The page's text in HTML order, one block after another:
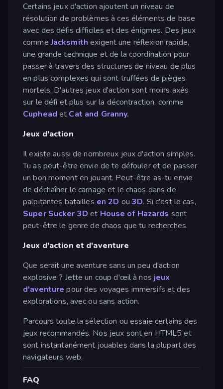
Certains jeux d'action ajoutent un niveau de
résolution de problèmes à ces éléments de base
avec des défis difficiles et des énigmes. Des jeux
commeJacksmith exigent une réflexion rapide,
une grande technique et de la coordination pour
passer à travers des structures de niveau de plus
en plus complexes qui sont truffées de pièges
mortels. D'autres jeux d'action sont moins axés
sur le défi et plus sur la décontraction, comme
Cuphead et Cat and Granny.
Jeux d'action
Il existe aussi de nombreux jeux d'action simples.
Tu as peut-être envie de te défouler et de passer
un bon moment en jouant. Peut-être as-tu envie
de déchaîner le carnage et le chaos dans de
palpitantes batailles en 2D ou3D. Si c'est le cas,
Super Sucker 3D et House of Hazards sont
peut-être le genre de chaos que tu recherches.
Jeux d'action et d'aventure
Que serait une aventure sans un peu d'action
explosive ? Jette un coup d'œil à nos jeux
d'aventure pour des voyages immersifs et des
explorations, avec ou sans action.
Parcours toute la sélection ou essaie certains des
jeux recommandés. Nos jeux sont en HTML5 et
sont instantanément jouables dans la plupart des
navigateurs web.
FAQ